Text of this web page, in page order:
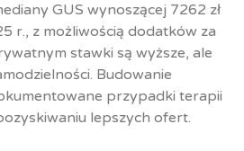
GUS wynoszącej 7262 zł
r., z możliwością dodatków za
stawki są wyższe, ale
Budowanie
przypadki terapii
lepszych ofert.​